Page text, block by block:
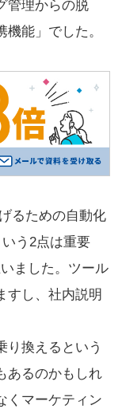
管理からの脱
能」でした。
るための自動化
う2点は重要
ました。ツール
すし、社内説明
り換えるという
あるのかもしれ
くマーケティン